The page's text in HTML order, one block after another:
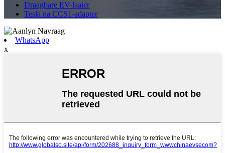
Draagbare EV-laaier
Tesla na CCS1-adapter
WhatsApp
x